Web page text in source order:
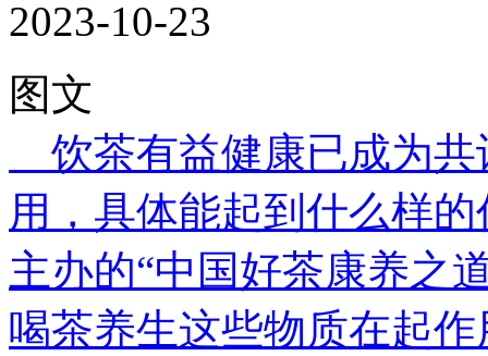
2023-10-23
图文
饮茶有益健康已成为共
用，具体能起到什么样
主办的“中国好茶康养之
喝茶养生这些物质在起作